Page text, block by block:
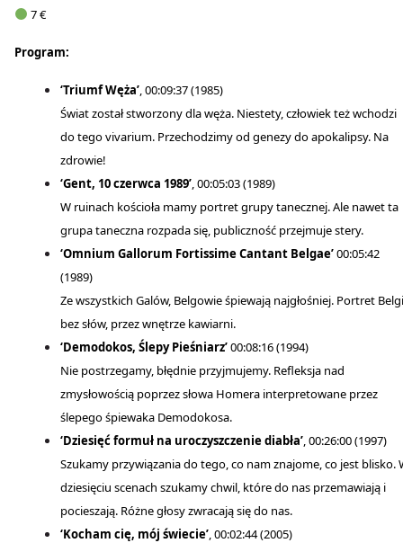
7 €
Program:
‘Triumf Węża’, 00:09:37 (1985)
Świat został stworzony dla węża. Niestety, człowiek też wchodzi
do tego vivarium. Przechodzimy od genezy do apokalipsy. Na
zdrowie!
‘Gent, 10 czerwca 1989’, 00:05:03 (1989)
W ruinach kościoła mamy portret grupy tanecznej. Ale nawet ta
grupa taneczna rozpada się, publiczność przejmuje stery.
‘Omnium Gallorum Fortissime Cantant Belgae’00:05:42
(1989)
Ze wszystkich Galów, Belgowie śpiewają najgłośniej. Portret
bez słów, przez wnętrze kawiarni.
‘Demodokos, Ślepy Pieśniarz’00:08:16 (1994)
Nie postrzegamy, błędnie przyjmujemy. Refleksja nad
zmysłowością poprzez słowa Homera interpretowane przez
ślepego śpiewaka Demodokosa.
‘Dziesięć formuł na uroczyszczenie diabła’, 00:26:00 (1997)
Szukamy przywiązania do tego, co nam znajome, co jest blisko.
dziesięciu scenach szukamy chwil, które do nas przemawiają i
pocieszają. Różne głosy zwracają się do nas.
‘Kocham cię, mój świecie’, 00:02:44 (2005)